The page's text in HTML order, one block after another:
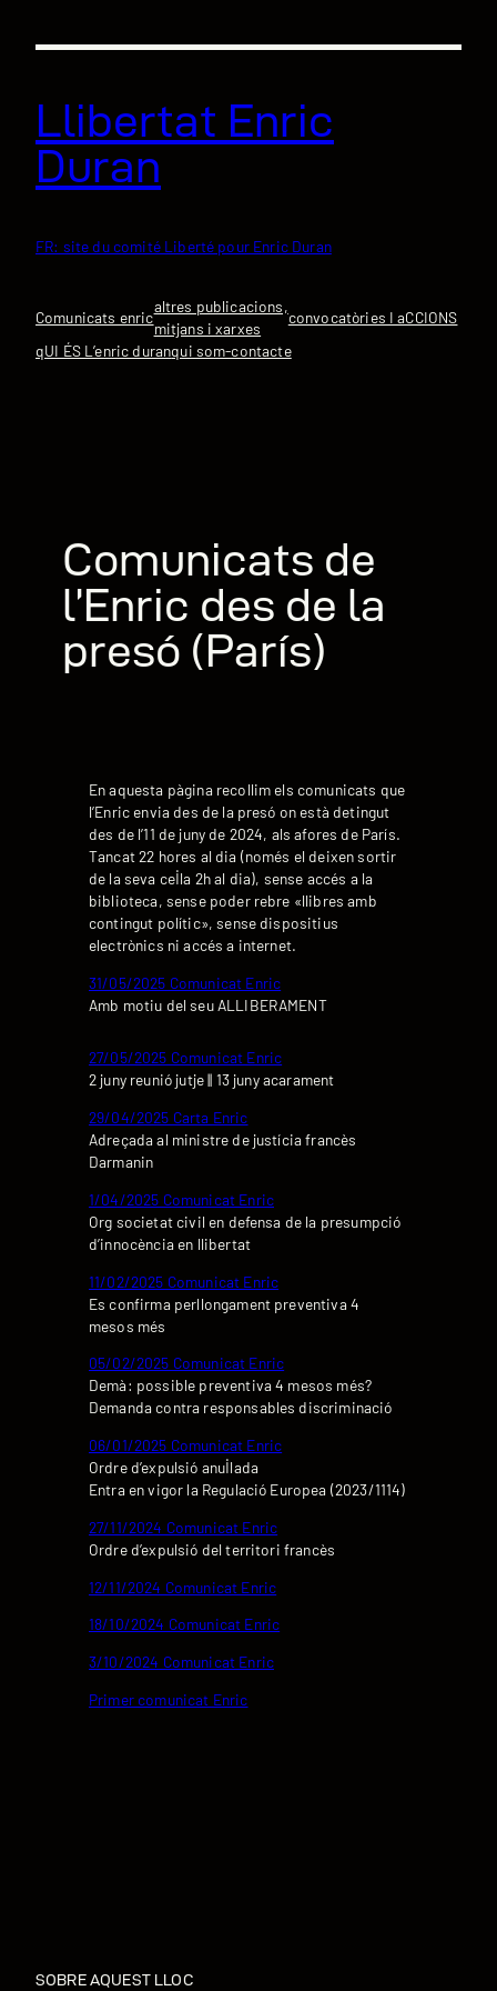
Llibertat Enric
Duran
FR: site du comité Liberté pour Enric Duran
Comunicats enric
altres publicacions,
mitjans i xarxes
convocatòries I aCCIONS
qUI ÉS L’enric duranqui som-contacte
Comunicats de
l’Enric des de la
presó (París)
En aquesta pàgina recollim els comunicats que
l’Enric envia des de la presó on està detingut
des de l’11 de juny de 2024, als afores de París.
Tancat 22 hores al dia (només el deixen sortir
de la seva cel·la 2h al dia), sense accés a la
biblioteca, sense poder rebre «llibres amb
contingut polític», sense dispositius
electrònics ni accés a internet.
31/05/2025 Comunicat Enric
Amb motiu del seu ALLIBERAMENT
27/05/2025 Comunicat Enric
2 juny reunió jutje || 13 juny acarament
29/04/2025 Carta Enric
Adreçada al ministre de justícia francès
Darmanin
1/04/2025 Comunicat Enric
Org societat civil en defensa de la presumpció
d’innocència en llibertat
11/02/2025 Comunicat Enric
Es confirma perllongament preventiva 4
mesos més
05/02/2025 Comunicat Enric
Demà: possible preventiva 4 mesos més?
Demanda contra responsables discriminació
06/01/2025 Comunicat Enric
Ordre d’expulsió anul·lada
Entra en vigor la Regulació Europea (2023/1114)
27/11/2024 Comunicat Enric
Ordre d’expulsió del territori francès
12/11/2024 Comunicat Enric
18/10/2024 Comunicat Enric
3/10/2024 Comunicat Enric
Primer comunicat Enric
SOBRE AQUEST LLOC